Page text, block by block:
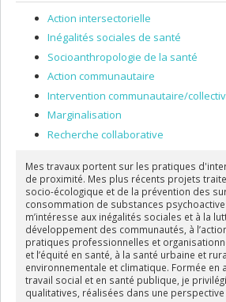
Action intersectorielle
Inégalités sociales de santé
Socioanthropologie de la santé
Action communautaire
Intervention communautaire/
Marginalisation
Recherche collaborative
Mes travaux portent sur les pratiques
de proximité. Mes plus récents projets
socio-écologique et de la prévention des
consommation de substances
m’intéresse aux inégalités sociales et à la
développement des communautés, à
pratiques professionnelles et
et l’équité en santé, à la santé urbaine et
environnementale et climatique. Formée en
travail social et en santé publique, je
qualitatives, réalisées dans une